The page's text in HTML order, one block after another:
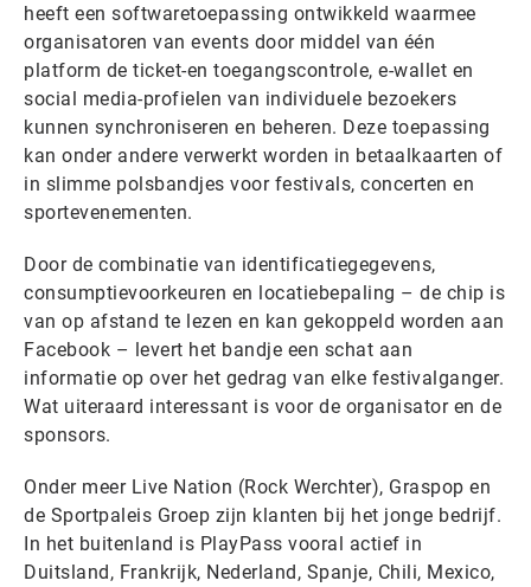
heeft een softwaretoepassing ontwikkeld waarmee
organisatoren van events door middel van één
platform de ticket-en toegangscontrole, e-wallet en
social media-profielen van individuele bezoekers
kunnen synchroniseren en beheren. Deze toepassing
kan onder andere verwerkt worden in betaalkaarten of
in slimme polsbandjes voor festivals, concerten en
sportevenementen.
Door de combinatie van identificatiegegevens,
consumptievoorkeuren en locatiebepaling – de chip is
van op afstand te lezen en kan gekoppeld worden aan
Facebook – levert het bandje een schat aan
informatie op over het gedrag van elke festivalganger.
Wat uiteraard interessant is voor de organisator en de
sponsors.
Onder meer Live Nation (Rock Werchter), Graspop en
de Sportpaleis Groep zijn klanten bij het jonge bedrijf.
In het buitenland is PlayPass vooral actief in
Duitsland, Frankrijk, Nederland, Spanje, Chili, Mexico,